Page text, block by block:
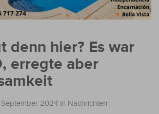
denn hier? Es war
erregte aber
September 2024 in Nachrichten